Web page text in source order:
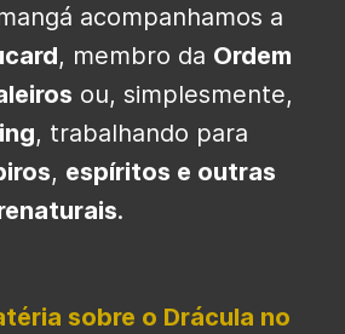
acompanhamos a
, membro da Ordem
ou, simplesmente,
, trabalhando para
, espíritos e outras
.
sobre o Drácula no